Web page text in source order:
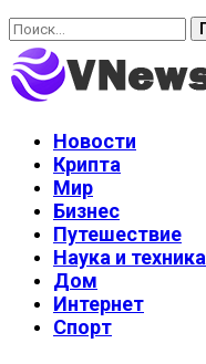
Найти:
Новости
Крипта
Мир
Бизнес
Путешествие
Наука и техника
Дом
Интернет
Спорт